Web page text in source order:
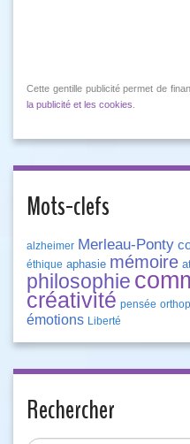
Cette gentille publicité permet de
la publicité et les cookies
Mots-clefs
alzheimer Merleau-Ponty
éthique aphasie mémoire
philosophie
créativité pensée
émotions Liberté
Rechercher